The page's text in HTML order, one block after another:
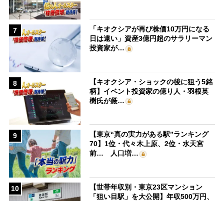
7
「キオクシアが再び株価10万円になる
日は遠い」資産3億円超のサラリーマン
投資家が…
8
【キオクシア・ショックの後に狙う5銘
柄】イベント投資家の億り人・羽根英
樹氏が厳…
9
【東京“真の実力がある駅”ランキング
70】1位・代々木上原、2位・水天宮
前… 人口増…
10
【世帯年収別・東京23区マンション
「狙い目駅」を大公開】年収500万円、